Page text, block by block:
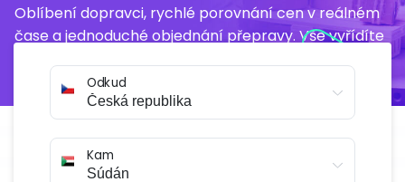
Oblíbení dopravci, rychlé porovnání cen v reálném
čase a jednoduché objednání přepravy. Vše vyřídíte
Odkud
Kam